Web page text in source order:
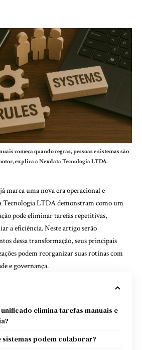
começa quando regras, pessoas e sistemas são
explica a Nexdata Tecnologia LTDA.
marca uma nova era operacional e
Tecnologia LTDA demonstram como um
pode eliminar tarefas repetitivas,
a eficiência. Neste artigo serão
dessa transformação, seus principais
podem reorganizar suas rotinas com
e governança.
elimina tarefas manuais e
sistemas podem colaborar?